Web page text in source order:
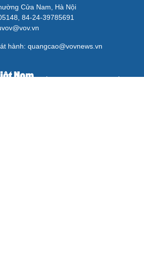
Cửa Nam, Hà Nội
84-24-39785691
hành: quangcao@vovnews.vn
xuất bản thứ Năm hàng tuần